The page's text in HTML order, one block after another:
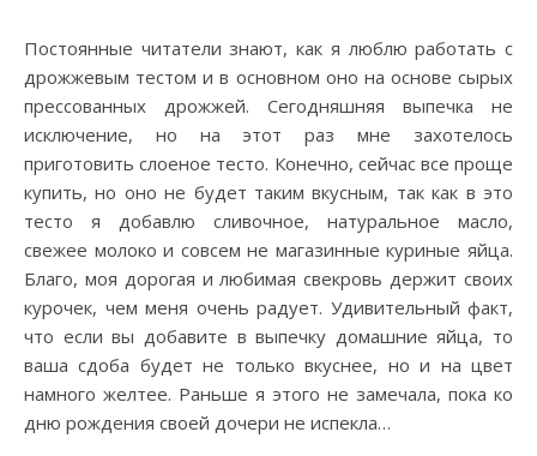
Постоянные читатели знают, как я люблю работать с
дрожжевым тестом и в основном оно на основе сырых
прессованных дрожжей. Сегодняшняя выпечка не
исключение, но на этот раз мне захотелось
приготовить слоеное тесто. Конечно, сейчас все проще
купить, но оно не будет таким вкусным, так как в это
тесто я добавлю сливочное, натуральное масло,
свежее молоко и совсем не магазинные куриные яйца.
Благо, моя дорогая и любимая свекровь держит своих
курочек, чем меня очень радует. Удивительный факт,
что если вы добавите в выпечку домашние яйца, то
ваша сдоба будет не только вкуснее, но и на цвет
намного желтее. Раньше я этого не замечала, пока ко
дню рождения своей дочери не испекла…